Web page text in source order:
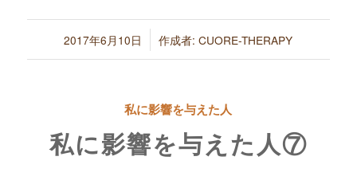
2017年6月10日
/ 作成者:CUORE-THERAPY
私に影響を与えた人
私に影響を与えた人⑦